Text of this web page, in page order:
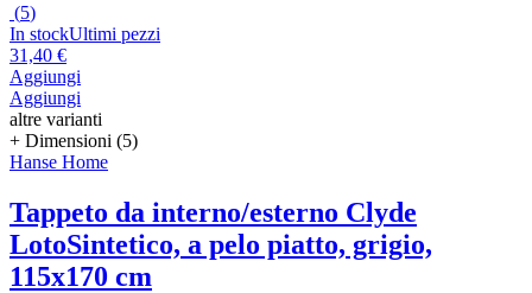
(5)
In stockUltimi pezzi
31,40 €
Aggiungi
Aggiungi
altre varianti
+ Dimensioni (5)
Hanse Home
Tappeto da interno/esterno Clyde
LotoSintetico, a pelo piatto, grigio,
115x170 cm